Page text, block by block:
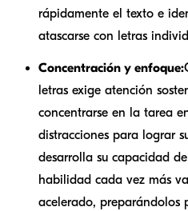
rápidamente el texto e
atascarse con letras
Concentración y enfoque:
letras exige atención
concentrarse en la tarea
distracciones para lograr
desarrolla su capacidad
habilidad cada vez más
acelerado, preparándolos